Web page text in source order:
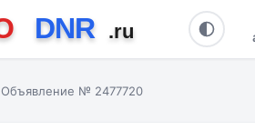
Объявление № 2477720